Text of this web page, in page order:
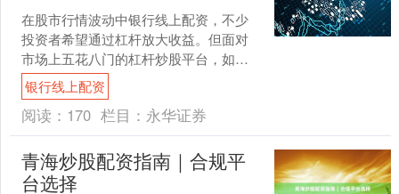
在股市行情波动中银行线上配资，不少
投资者希望通过杠杆放大收益。但面对
市场上五花八门的杠杆炒股平台，如何
找到安全正规的渠道，成为每个投资者
必须面对的问题。本文将为....
银行线上配资
阅读： 170 栏目： 永华证券
青海炒股配资指南｜合规平
台选择